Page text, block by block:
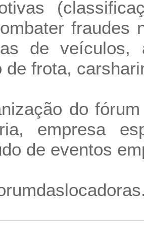
fraudes
de veículos,
de frota,
do
empresa
de eventos